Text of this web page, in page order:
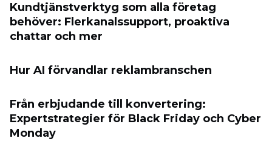
Kundtjänstverktyg som alla företag
behöver: Flerkanalssupport, proaktiva
chattar och mer
Hur AI förvandlar reklambranschen
Från erbjudande till konvertering:
Expertstrategier för Black Friday och Cyber
​​Monday